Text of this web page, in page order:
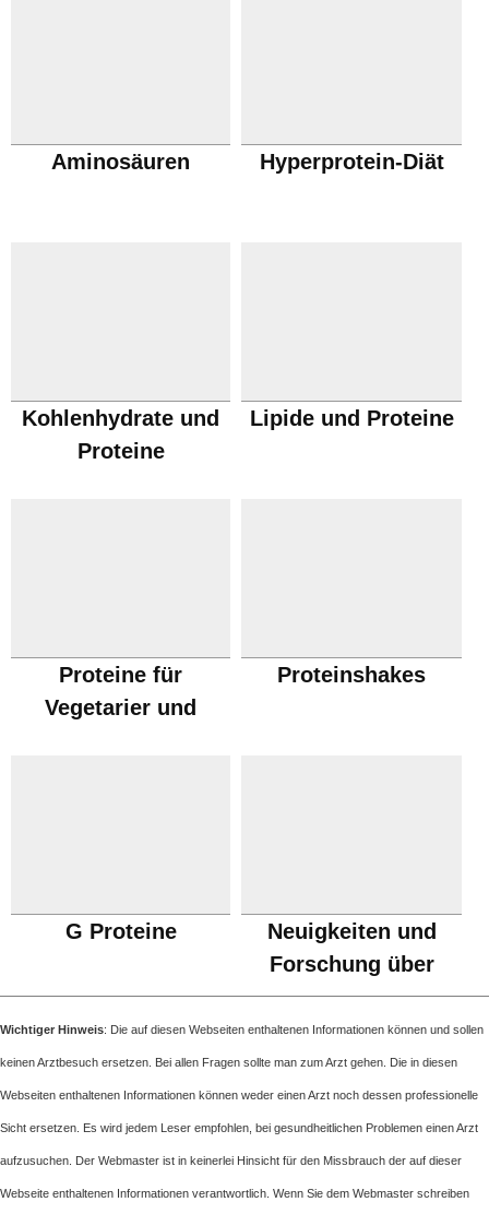
Aminosäuren Hyperprotein-Diät
Kohlenhydrate und
Proteine
Lipide und Proteine
Proteine für
Vegetarier und
Proteinshakes
G Proteine
Neuigkeiten und
Forschung über
Proteine
Wichtiger Hinweis: Die auf diesen Webseiten enthaltenen Informationen können und sollen
keinen Arztbesuch ersetzen. Bei allen Fragen sollte man zum Arzt gehen. Die in diesen
Webseiten enthaltenen Informationen können weder einen Arzt noch dessen professionelle
Sicht ersetzen. Es wird jedem Leser empfohlen, bei gesundheitlichen Problemen einen Arzt
aufzusuchen. Der Webmaster ist in keinerlei Hinsicht für den Missbrauch der auf dieser
Webseite enthaltenen Informationen verantwortlich. Wenn Sie dem Webmaster schreiben